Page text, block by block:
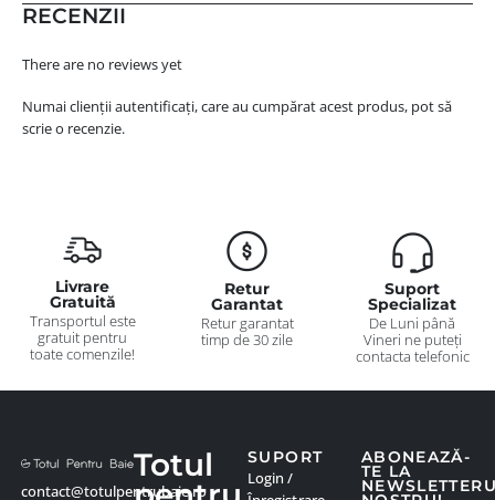
RECENZII
There are no reviews yet
Numai clienții autentificați, care au cumpărat acest produs, pot să
scrie o recenzie.
Livrare
Gratuită
Transportul este
gratuit pentru
toate comenzile!
Retur
Garantat
Retur garantat
timp de 30 zile
Suport
Specializat
De Luni până
Vineri ne puteți
contacta telefonic
contact@totulpentrubaie.ro
ABONEAZĂ-
TE LA
Totul SUPORT
Login /